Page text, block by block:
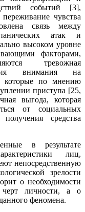
событий [3],
чувства
связь между
атак и
высоком уровне
факторами,
тревожная
внимания на
которые по мнению
приступа [25,
выгода, которая
от социальных
средства
в результате
лиц,
непосредственную
зрелости
о необходимости
черт личности, а о
феномена.